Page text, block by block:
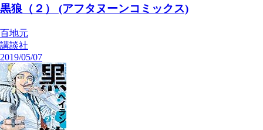
黒狼（２） (アフタヌーンコミックス)
百地元
講談社
2019/05/07